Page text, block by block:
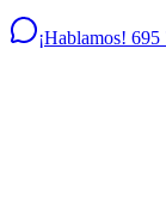
¡Hablamos!